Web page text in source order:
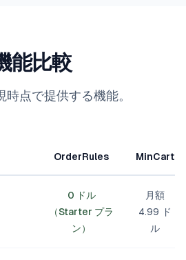
能比較
時点で提供する機能。
OrderRules MinCart
0 ドル
（Starter プラ
ン）
月額
4.99 ド
ル